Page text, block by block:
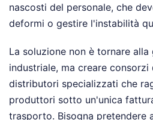
nascosti del personale, che
deformi o gestire l'instabilità
La soluzione non è tornare
industriale, ma creare
distributori specializzati che
produttori sotto un'unica
trasporto. Bisogna pretendere